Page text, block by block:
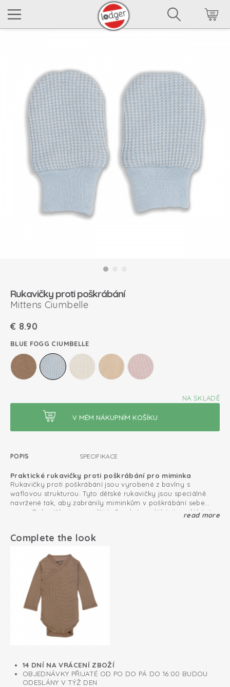
Rukavičky proti poškrábání
Mittens Ciumbelle
€ 8.90
BLUE FOGG CIUMBELLE
NA SKLADĚ
POPIS SPECIFIKACE
Praktické rukavičky proti poškrábání pro miminka
Rukavičky proti poškrábání jsou vyrobené z bavlny s
waflovou strukturou. Tyto dětské rukavičky jsou speciálně
navržené tak, aby zabránily miminkům v poškrábání sebe
sama. Rukavičky jsou podšité. Snadné navlékání a svlékání
Krásně měkké a pohodlné rukavičky proti poškrábání
prodyšné bavlny, která poskytuje miminkům maximální
pohodlí. Rukavičky mají certifikát Öko-Tex, který dokládá
nulový obsah škodlivin. Použitý materiál je krásně měkký a
příjemný na dotek.
Tip na dárek: Vytvořte krásný set s čepičkou Beanie, body
Romper a capáčky Slippers.
Certifikát Oeko-Tex: bez škodlivých látek
Měkká a pružná bavlna
Rukavičky brání miminku, aby samo sebe poškrábalo
read more
Complete the look
14 DNÍ NA VRÁCENÍ ZBOŽÍ
OBJEDNÁVKY PŘIJATÉ OD PO DO PÁ DO 16:00 BUDOU
ODESLÁNY V TÝŽ DEN